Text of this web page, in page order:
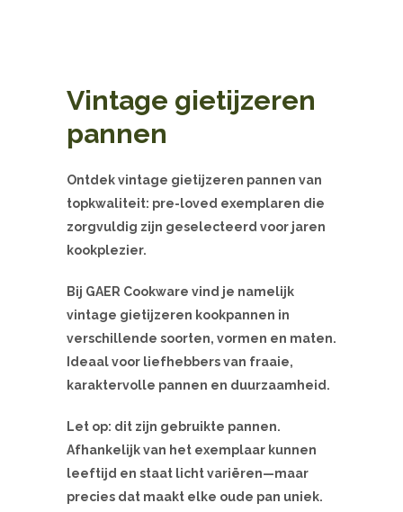
Vintage gietijzeren
pannen
Ontdek vintage gietijzeren pannen van
topkwaliteit: pre-loved exemplaren die
zorgvuldig zijn geselecteerd voor jaren
kookplezier.
Bij GAER Cookware vind je namelijk
vintage gietijzeren kookpannen in
verschillende soorten, vormen en maten.
Ideaal voor liefhebbers van fraaie,
karaktervolle pannen en duurzaamheid.
Let op: dit zijn gebruikte pannen.
Afhankelijk van het exemplaar kunnen
leeftijd en staat licht variëren—maar
precies dat maakt elke oude pan uniek.